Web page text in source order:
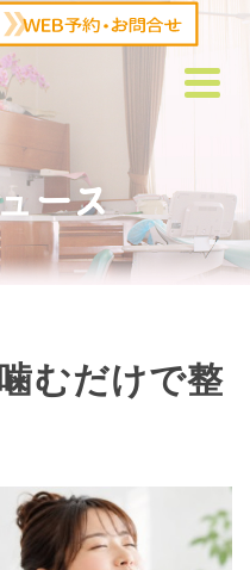
ース
むだけで整